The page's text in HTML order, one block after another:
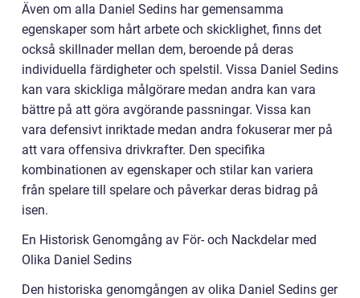
Även om alla Daniel Sedins har gemensamma
egenskaper som hårt arbete och skicklighet, finns det
också skillnader mellan dem, beroende på deras
individuella färdigheter och spelstil. Vissa Daniel Sedins
kan vara skickliga målgörare medan andra kan vara
bättre på att göra avgörande passningar. Vissa kan
vara defensivt inriktade medan andra fokuserar mer på
att vara offensiva drivkrafter. Den specifika
kombinationen av egenskaper och stilar kan variera
från spelare till spelare och påverkar deras bidrag på
isen.
En Historisk Genomgång av För- och Nackdelar med
Olika Daniel Sedins
Den historiska genomgången av olika Daniel Sedins ger